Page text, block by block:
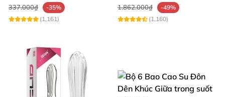
337.000₫
-35%
(1,161)
1.862.000₫
-49%
(1,160)